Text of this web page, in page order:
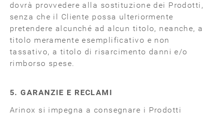
dovrà provvedere alla sostituzione dei Prodotti,
senza che il Cliente possa ulteriormente
pretendere alcunché ad alcun titolo, neanche, a
titolo meramente esemplificativo e non
tassativo, a titolo di risarcimento danni e/o
rimborso spese.
5. GARANZIE E RECLAMI
Arinox si impegna a consegnare i Prodotti